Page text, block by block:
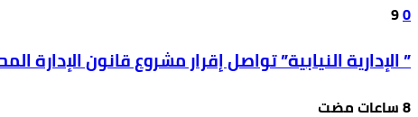
0
9
” الإدارية النيابية” تواصل إقرار مشروع قانون الإدارة